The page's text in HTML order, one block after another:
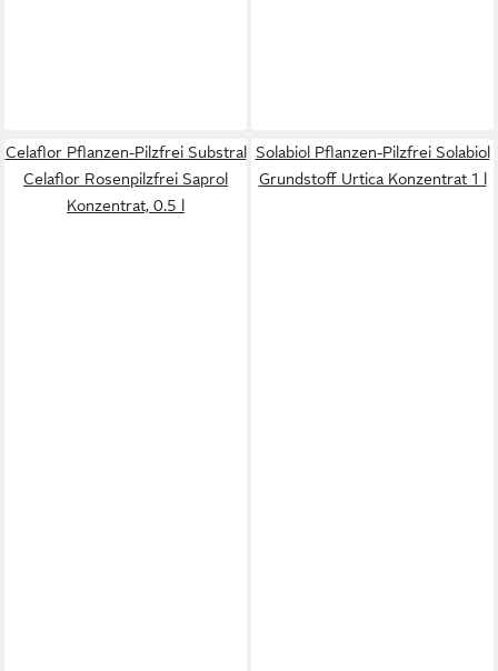
Celaflor Pflanzen-Pilzfrei Substral
Celaflor Rosenpilzfrei Saprol
Konzentrat, 0.5 l
Solabiol Pflanzen-Pilzfrei Solabiol
Grundstoff Urtica Konzentrat 1 l